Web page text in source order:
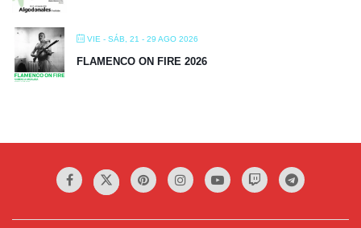
VIE - SÁB, 21 - 29 AGO 2026
FLAMENCO ON FIRE 2026